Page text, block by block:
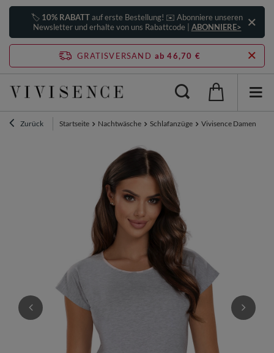
🏷️ 10% RABATTauf erste Bestellung! ✉️ Abonniere unseren
Newsletter und erhalte von uns Rabattcode | ABONNIERE>
GRATISVERSAND ab 46,70 €
Zurück Startseite Nachtwäsche Schlafanzüge Vivisence Damen